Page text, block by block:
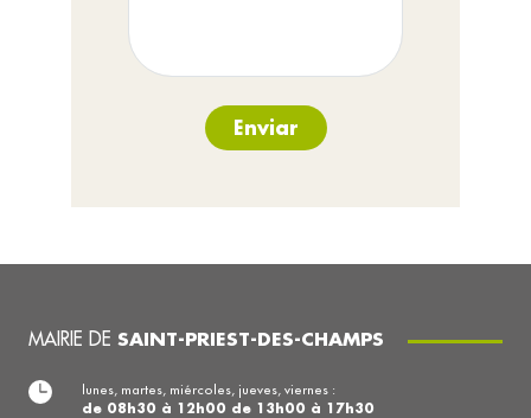
Enviar
MAIRIE DE SAINT-PRIEST-DES-CHAMPS
lunes, martes, miércoles, jueves, viernes :
de 08h30 à 12h00 de 13h00 à 17h30